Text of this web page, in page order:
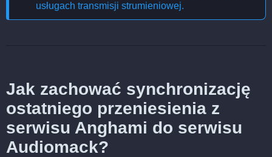
usługach transmisji strumieniowej.
Jak zachować synchronizację
ostatniego przeniesienia z
serwisu Anghami do serwisu
Audiomack?